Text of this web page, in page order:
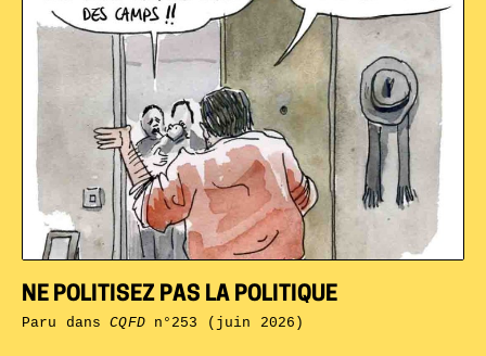
NE POLITISEZ PAS LA POLITIQUE
Paru dansCQFDn°253 (juin 2026)